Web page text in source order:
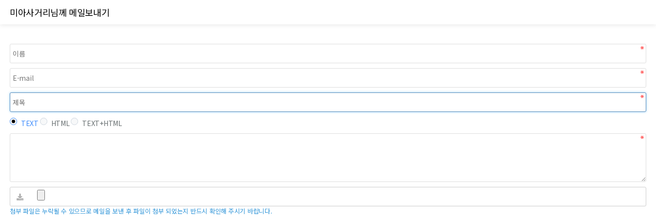
미아사거리님께 메일보내기
TEXT HTML TEXT+HTML
첨부 파일은 누락될 수 있으므로 메일을 보낸 후 파일이 첨부 되었는지 반드시 확인해 주시기 바랍니다.